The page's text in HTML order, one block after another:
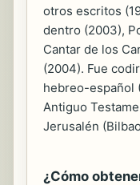
otros escritos
dentro (2003),
Cantar de los
(2004). Fue
hebreo-español
Antiguo
Jerusalén
¿Cómo